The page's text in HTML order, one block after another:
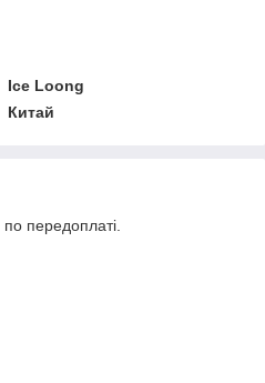
Ice Loong
Китай
по передоплаті.